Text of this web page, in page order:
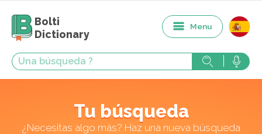
Bolti
Dictionary
Menu
Tu búsqueda
¿Necesitas algo más? Haz una nueva búsqueda